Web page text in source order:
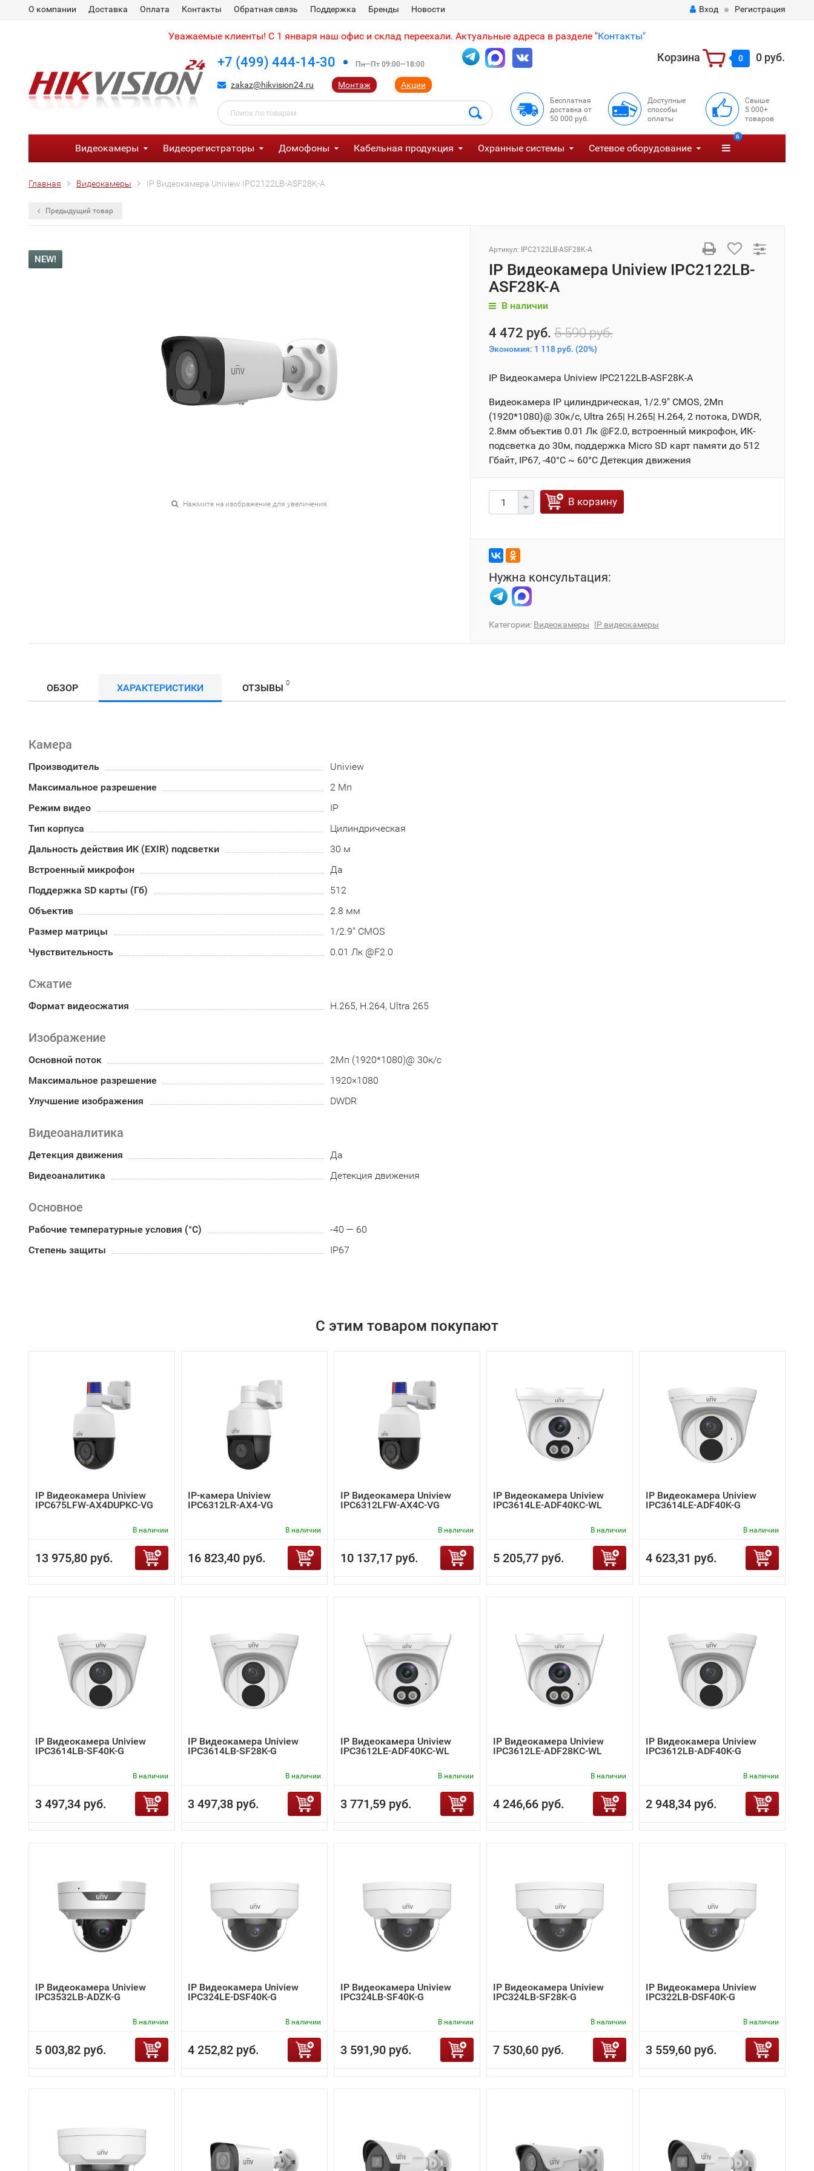
О компании Доставка Оплата Контакты Обратная связь Поддержка Бренды Новости Вход Регистрация
Уважаемые клиенты! С 1 января наш офис и склад переехали. Актуальные адреса в разделе "Контакты"
+7 (499) 444-14-30 Пн—Пт 09:00—18:00
zakaz@hikvision24.ru Монтаж Акции
Корзина 0 0 руб.
Бесплатная
доставка от
50 000 руб.
Доступные
способы
оплаты
Свыше
5 000+
товаров
Видеокамеры Видеорегистраторы Домофоны Кабельная продукция Охранные системы Сетевое оборудование
6
Главная Видеокамеры IP Видеокамера Uniview IPC2122LB-ASF28K-A
Предыдущий товар
NEW!
Нажмите на изображение для увеличения
Артикул: IPC2122LB-ASF28K-A
IP Видеокамера Uniview IPC2122LB-
ASF28K-A
В наличии
4 472 руб. 5 590 руб.
Экономия: 1 118 руб. (20%)
IP Видеокамера Uniview IPC2122LB-ASF28K-A
Видеокамера IP цилиндрическая, 1/2.9" CMOS, 2Мп
(1920*1080)@ 30к/с, Ultra 265| H.265| H.264, 2 потока, DWDR,
2.8мм объектив 0.01 Лк @F2.0, встроенный микрофон, ИК-
подсветка до 30м, поддержка Micro SD карт памяти до 512
Гбайт, IP67, -40°C ~ 60°C Детекция движения
В корзину
Нужна консультация:
Категории: Видеокамеры IP видеокамеры
ОБЗОР ХАРАКТЕРИСТИКИ ОТЗЫВЫ 0
Камера
Производитель
Uniview
Максимальное разрешение
2 Мп
Режим видео
IP
Тип корпуса
Цилиндрическая
Дальность действия ИК (EXIR) подсветки
30 м
Встроенный микрофон
Да
Поддержка SD карты (Гб)
512
Объектив
2.8 мм
Размер матрицы
1/2.9" CMOS
Чувствительность
0.01 Лк @F2.0
Сжатие
Формат видеосжатия H.265, H.264, Ultra 265
Изображение
Основной поток
2Мп (1920*1080)@ 30к/с
Максимальное разрешение
1920×1080
Улучшение изображения
DWDR
Видеоаналитика
Детекция движения
Да
Видеоаналитика
Детекция движения
Основное
Рабочие температурные условия (°С)
-40 — 60
Степень защиты
IP67
С этим товаром покупают
IP Видеокамера Uniview
IPC675LFW-AX4DUPKC-VG
В наличии
13 975,80 руб.
IP-камера Uniview
IPC6312LR-AX4-VG
В наличии
16 823,40 руб.
IP Видеокамера Uniview
IPC6312LFW-AX4C-VG
В наличии
10 137,17 руб.
IP Видеокамера Uniview
IPC3614LE-ADF40KC-WL
В наличии
5 205,77 руб.
IP Видеокамера Uniview
IPC3614LE-ADF40K-G
В наличии
4 623,31 руб.
IP Видеокамера Uniview
IPC3614LB-SF40K-G
В наличии
3 497,34 руб.
IP Видеокамера Uniview
IPC3614LB-SF28K-G
В наличии
3 497,38 руб.
IP Видеокамера Uniview
IPC3612LE-ADF40KC-WL
В наличии
3 771,59 руб.
IP Видеокамера Uniview
IPC3612LE-ADF28KC-WL
В наличии
4 246,66 руб.
IP Видеокамера Uniview
IPC3612LB-ADF40K-G
В наличии
2 948,34 руб.
IP Видеокамера Uniview
IPC3532LB-ADZK-G
В наличии
5 003,82 руб.
IP Видеокамера Uniview
IPC324LE-DSF40K-G
В наличии
4 252,82 руб.
IP Видеокамера Uniview
IPC324LB-SF40K-G
В наличии
3 591,90 руб.
IP Видеокамера Uniview
IPC324LB-SF28K-G
В наличии
7 530,60 руб.
IP Видеокамера Uniview
IPC322LB-DSF40K-G
В наличии
3 559,60 руб.